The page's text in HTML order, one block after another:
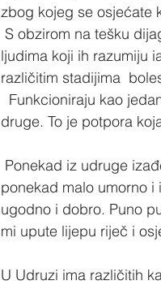
zbog kojeg se osjećate
S obzirom na tešku
ljudima koji ih razumiju
različitim stadijima
Funkcioniraju kao
druge. To je potpora
Ponekad iz udruge
ponekad malo umorno i
ugodno i dobro. Puno
mi upute lijepu riječ i
U Udruzi ima različitih